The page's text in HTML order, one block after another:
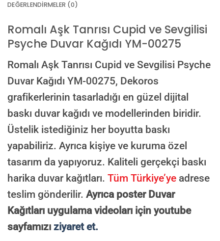
GÖRSEL LINKI
E-posta ile de gönderebilirsiniz:
Görseliniz baskıya alınmadan önce ölçüye göre düzenlenmiş son hali
AI TASARIMIYLA SIPARIŞ VER
ONAYINIZDAN SONRA BASKIYA GEÇILECEK
DEĞERLENDIRMELER (0)
Romalı Aşk Tanrısı Cupid ve Sevgilisi
Psyche Duvar Kağıdı YM-00275
Romalı Aşk Tanrısı Cupid ve Sevgilisi Psyche
Duvar Kağıdı YM-00275, Dekoros
grafikerlerinin tasarladığı en güzel dijital
baskı duvar kağıdı ve modellerinden biridir.
Üstelik istediğiniz her boyutta baskı
yapabiliriz. Ayrıca kişiye ve kuruma özel
tasarım da yapıyoruz. Kaliteli gerçekçi baskı
harika duvar kağıtları. Tüm Türkiye’ye adrese
teslim gönderilir. Ayrıca poster Duvar
Kağıtları uygulama videoları için youtube
sayfamızı ziyaret et.